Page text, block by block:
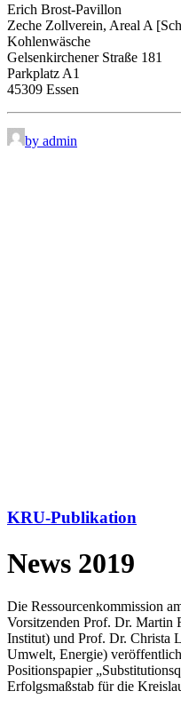
Erich Brost-Pavillon
Zeche Zollverein, Areal A
Kohlenwäsche
Gelsenkirchener Straße 181
Parkplatz A1
45309 Essen
by admin
KRU-Publikation
News 2019
Die Ressourcenkommission
Vorsitzenden Prof. Dr.
Institut) und Prof. Dr. Christa
Umwelt, Energie)
Positionspapier
Erfolgsmaßstab für die